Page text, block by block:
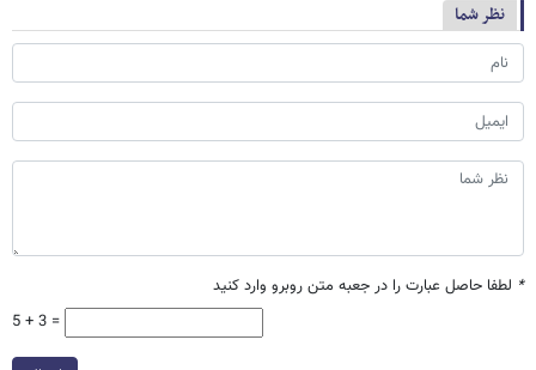
نظر شما
* لطفا حاصل عبارت را در جعبه متن روبرو وارد کنید
5 + 3 =